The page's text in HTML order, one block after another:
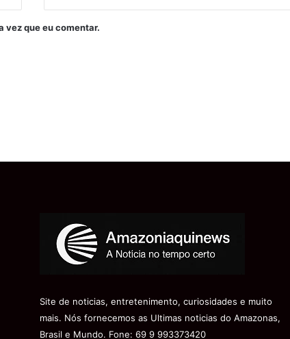
vez que eu comentar.
Site de noticias, entretenimento, curiosidades e muito
mais. Nós fornecemos as Ultimas noticias do Amazonas,
Brasil e Mundo. Fone: 69 9 993373420